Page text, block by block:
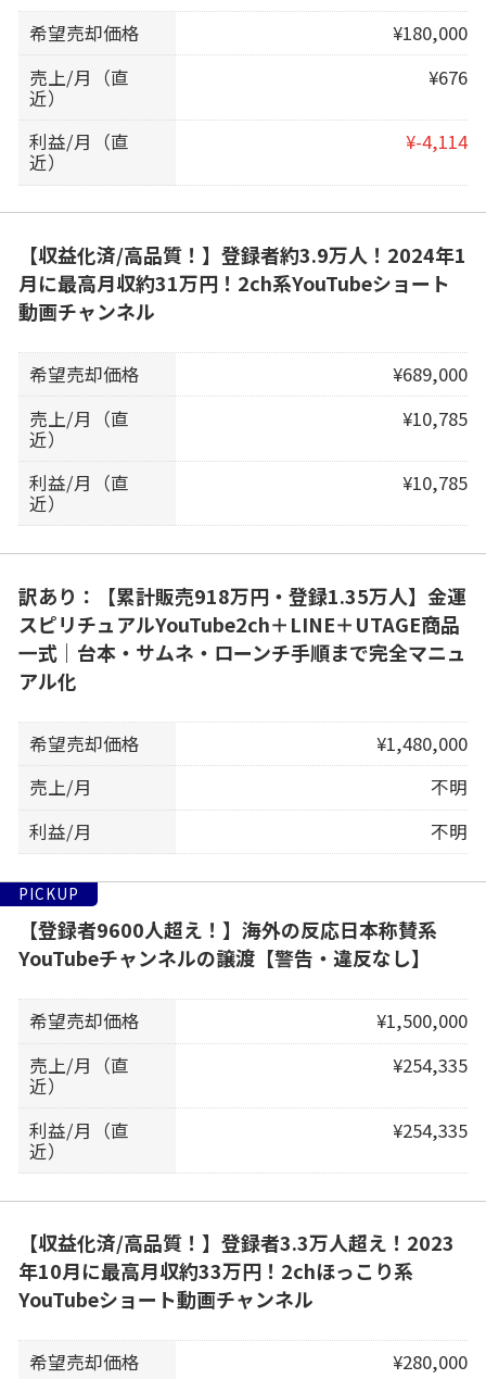
希望売却価格
¥180,000
売上/月（直
近）
¥676
利益/月（直
近）
¥-4,114
【収益化済/高品質！】登録者約3.9万人！2024年1
月に最高月収約31万円！2ch系YouTubeショート
動画チャンネル
希望売却価格
¥689,000
売上/月（直
近）
¥10,785
利益/月（直
近）
¥10,785
訳あり：【累計販売918万円・登録1.35万人】金運
スピリチュアルYouTube2ch＋LINE＋UTAGE商品
一式｜台本・サムネ・ローンチ手順まで完全マニュ
アル化
希望売却価格
¥1,480,000
売上/月
不明
利益/月
不明
PICKUP
【登録者9600人超え！】海外の反応日本称賛系
YouTubeチャンネルの譲渡【警告・違反なし】
希望売却価格
¥1,500,000
売上/月（直
近）
¥254,335
利益/月（直
近）
¥254,335
【収益化済/高品質！】登録者3.3万人超え！2023
年10月に最高月収約33万円！2chほっこり系
YouTubeショート動画チャンネル
希望売却価格
¥280,000